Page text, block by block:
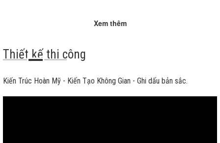
Xem thêm
Thiết kế thi công
Kiến Trúc Hoàn Mỹ - Kiến Tạo Không Gian - Ghi dấu bản sắc.